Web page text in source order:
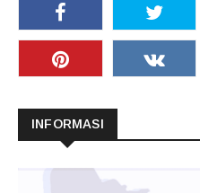
INFORMASI